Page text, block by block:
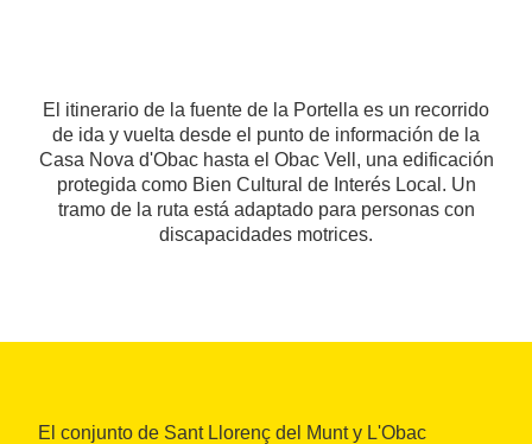
El itinerario de la fuente de la Portella es un recorrido
de ida y vuelta desde el punto de información de la
Casa Nova d'Obac hasta el Obac Vell, una edificación
protegida como Bien Cultural de Interés Local. Un
tramo de la ruta está adaptado para personas con
discapacidades motrices.
El conjunto de Sant Llorenç del Munt y L'Obac